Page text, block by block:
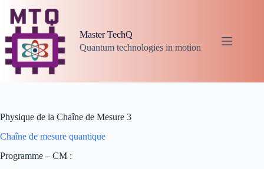
contenu
Master TechQ
Quantum technologies in motion
Physique de la Chaîne de Mesure 3
Chaîne de mesure quantique
Programme – CM :